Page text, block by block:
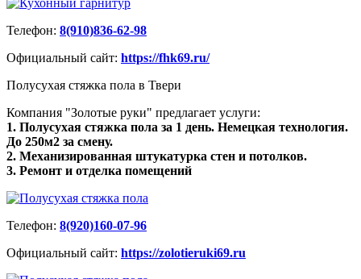
Телефон: 8(910)836-62-98
Официальный сайт: https://fhk69.ru/
Полусухая стяжка пола в Твери
Компания "Золотые руки" предлагает услуги:
1. Полусухая стяжка пола за 1 день. Немецкая технология.
До 250м2 за смену.
2. Механизированная штукатурка стен и потолков.
3. Ремонт и отделка помещений
Телефон: 8(920)160-07-96
Официальный сайт: https://zolotieruki69.ru